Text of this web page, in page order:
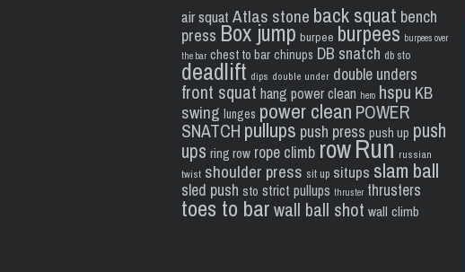
air squat Atlas stone back squat bench
press Box jump burpee burpees burpees over
the bar chest to bar chinups DB snatch db sto
deadlift dips double under double unders
front squat hang power clean hero hspu KB
swing lunges power clean POWER
SNATCH pullups push press push up push
ups ring row rope climb rowRun russian
twist shoulder press sit up situps slam ball
sled push sto strict pullups thruster thrusters
toes to barwall ball shot wall climb